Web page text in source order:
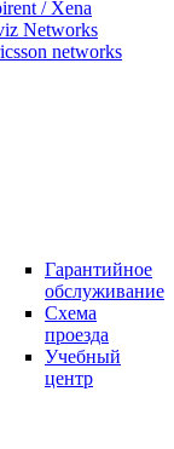
/ Xena
Networks
networks
Гарантийное
обслуживание
Схема
проезда
Учебный
центр